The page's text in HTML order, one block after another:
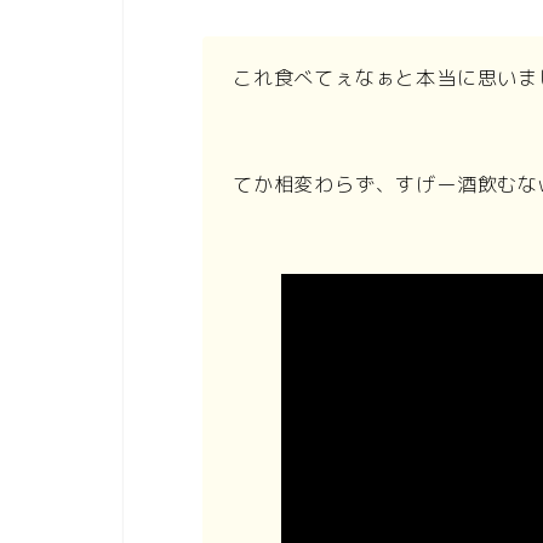
これ食べてぇなぁと本当に思いま
てか相変わらず、すげー酒飲む